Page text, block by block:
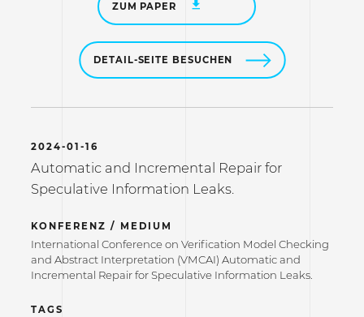
ZUM PAPER
DETAIL-SEITE BESUCHEN
2024-01-16
Automatic and Incremental Repair for
Speculative Information Leaks.
KONFERENZ / MEDIUM
International Conference on Verification Model Checking
and Abstract Interpretation (VMCAI) Automatic and
Incremental Repair for Speculative Information Leaks.
TAGS